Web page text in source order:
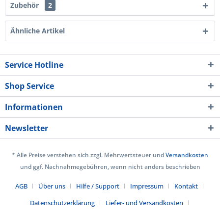
Zubehör 2
Ähnliche Artikel
Service Hotline
Shop Service
Informationen
Newsletter
* Alle Preise verstehen sich zzgl. Mehrwertsteuer undVersandkosten
und ggf. Nachnahmegebühren, wenn nicht anders beschrieben
AGB Über uns Hilfe / Support Impressum
Kontakt
Datenschutzerklärung
Liefer- und Versandkosten